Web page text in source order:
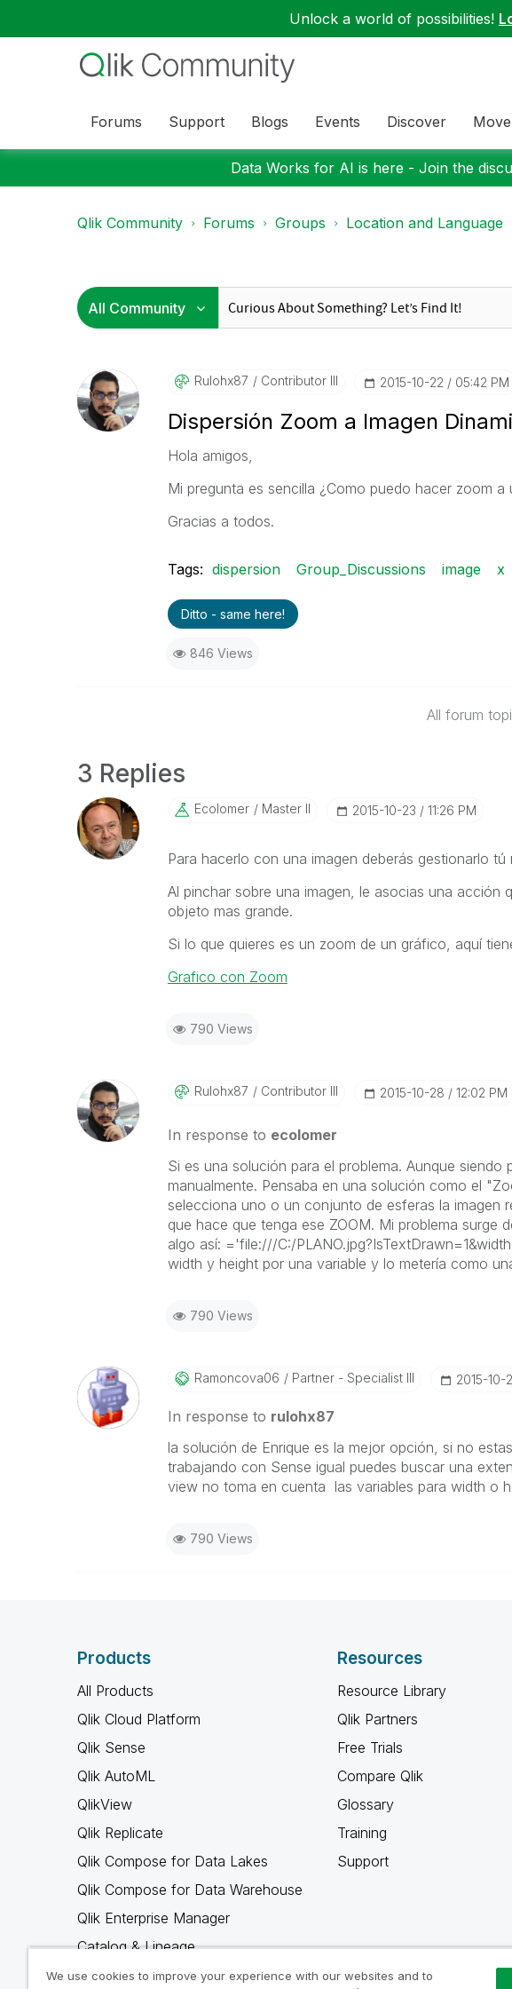
Unlock a world of possibilities!
Forums Support Blogs Events Discover
Data Works for AI is here - Join the
Qlik Community Forums Groups Location and Language
Rulohx87 Contributor III ‎2015-10-22 05:42 PM
Dispersión Zoom a Imagen
Hola amigos,
Mi pregunta es sencilla ¿Como puedo hacer zoom a
Gracias a todos.
Tags: dispersion Group_Discussions image x
Ditto - same here!
846 Views
All forum
3 Replies
Ecolomer Master II ‎2015-10-23 11:26 PM
Para hacerlo con una imagen deberás gestionarlo tú
Al pinchar sobre una imagen, le asocias una acción
objeto mas grande.
Si lo que quieres es un zoom de un gráfico, aquí
Grafico con Zoom
790 Views
Rulohx87 Contributor III ‎2015-10-28 12:02 PM
In response to ecolomer
Si es una solución para el problema. Aunque
manualmente. Pensaba en una solución como el
selecciona uno o un conjunto de esferas la imagen
que hace que tenga ese ZOOM. Mi problema surge
algo así: ='file:///C:/
width y height por una variable y lo metería como
790 Views
Ramoncova06 Partner - Specialist III ‎2015-10-
In response to rulohx87
la solución de Enrique es la mejor opción, si no
trabajando con Sense igual puedes buscar una
view no toma en cuenta las variables para width o
790 Views
Products
All Products
Qlik Cloud Platform
Qlik Sense
Qlik AutoML
QlikView
Qlik Replicate
Qlik Compose for Data Lakes
Qlik Compose for Data Warehouse
Qlik Enterprise Manager
Catalog & Lineage
Qlik Gold Client
Resources
Resource Library
Qlik Partners
Free Trials
Compare Qlik
Glossary
Training
Support
We use cookies to improve your experience with our websites and to